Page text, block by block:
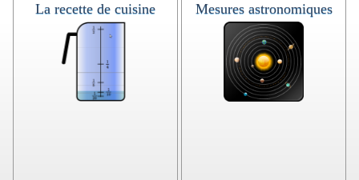
Proportionnalité, calcul mental,
conversion d'unités.
Convertisseur, conversion
La recette de cuisine Mesures astronomiques